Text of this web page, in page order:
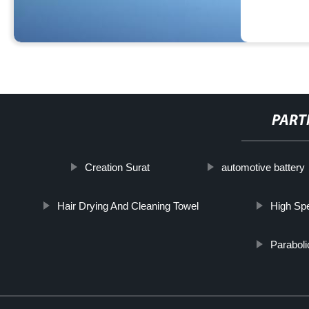
Creation Surat automotive battery
Hair Drying And Cleaning Towel High